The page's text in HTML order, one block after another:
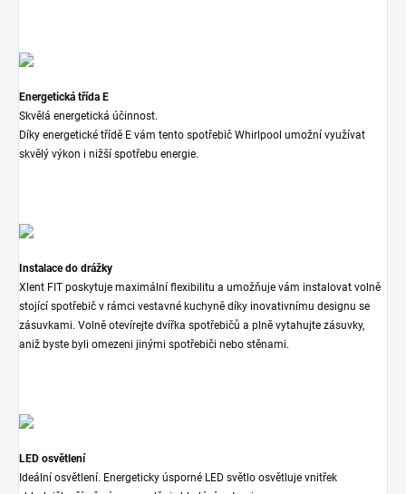
Energetická třída E
Skvělá energetická účinnost.
Díky energetické třídě E vám tento spotřebič Whirlpool umožní využívat
skvělý výkon i nižší spotřebu energie.
Instalace do drážky
Xlent FIT poskytuje maximální flexibilitu a umožňuje vám instalovat volně
stojící spotřebič v rámci vestavné kuchyně díky inovativnímu designu se
zásuvkami. Volně otevírejte dvířka spotřebičů a plně vytahujte zásuvky,
aniž byste byli omezeni jinými spotřebiči nebo stěnami.
LED osvětlení
Ideální osvětlení. Energeticky úsporné LED světlo osvětluje vnitřek